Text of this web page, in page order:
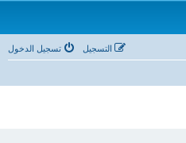
تسجيل الدخول التسجيل